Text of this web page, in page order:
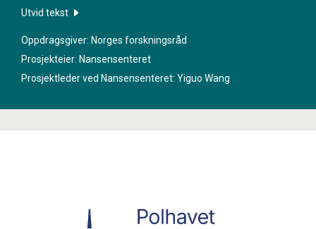
trenger forbedring. Prosjektet «
våre sjøismodeller og bruke ny informasjon fra Arktis for å
kunne produsere bedre sjøisvarsler for disse tidsrommene.
Utvid tekst
Oppdragsgiver: Norges forskningsråd
Prosjekteier: Nansensenteret
Prosjektleder ved Nansensenteret: Yiguo Wang